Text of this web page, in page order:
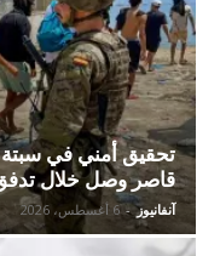
تحقيق أمني في
قاصر وصل خلال
آنفانيوز - 6 أغسطس، 2026